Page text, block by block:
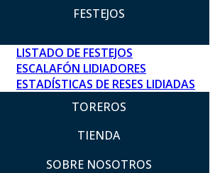
FESTEJOS
LISTADO DE FESTEJOS
ESCALAFÓN LIDIADORES
ESTADÍSTICAS DE RESES LIDIADAS
TOREROS
TIENDA
SOBRE NOSOTROS